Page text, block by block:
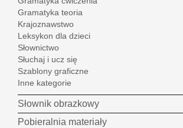
Gramatyka teoria
Krajoznawstwo
Leksykon dla dzieci
Słownictwo
Słuchaj i ucz się
Szablony graficzne
Inne kategorie
Słownik obrazkowy
Pobieralnia materiały